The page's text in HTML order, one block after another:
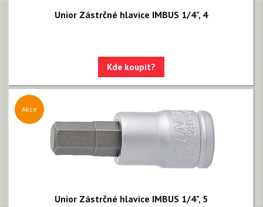
Unior Zástrčné hlavice IMBUS 1/4", 4
Kde koupit?
Akce
Unior Zástrčné hlavice IMBUS 1/4", 5